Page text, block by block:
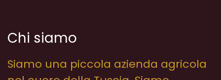
Chi siamo
Siamo una piccola azienda agricola